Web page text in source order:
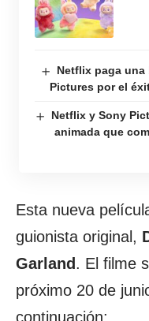
Netflix paga
Pictures por el
Netflix y Sony
animada que
Esta nueva
guionista original,
Garland . El filme
próximo 20 de
continuación: